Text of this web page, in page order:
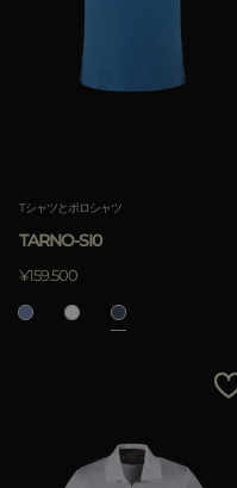
Tシャツとポロシャツ
TARNO-SI0
¥159.500